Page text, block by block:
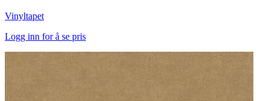
Vinyltapet
Logg inn for å se pris